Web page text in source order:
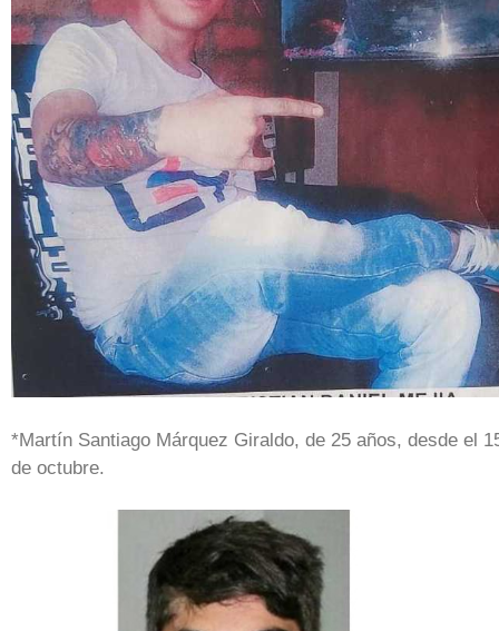
*Martín Santiago Márquez Giraldo, de 25 años, desde el
de octubre.